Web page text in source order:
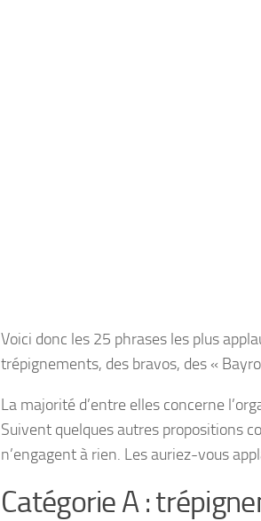
Voici donc les 25 phrases les plus
trépignements, des bravos, des «
La majorité d’entre elles concerne
Suivent quelques autres propositions
n’engagent à rien. Les auriez-vous
Catégorie A :